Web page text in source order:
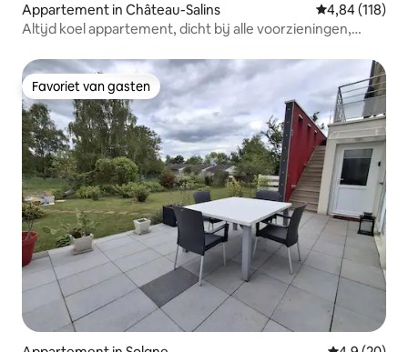
Appartement in Château-Salins Gemiddelde
4,84 (118)
Altijd koel appartement, dicht bij alle voorzieningen,
Favoriet van gasten
Favoriet van gasten